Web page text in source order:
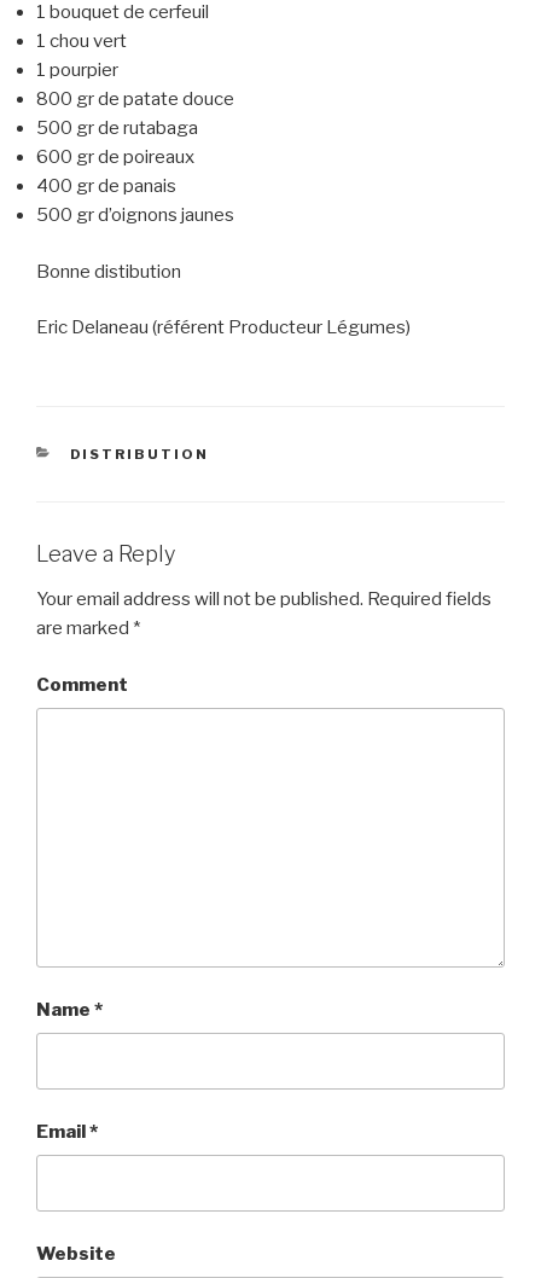
1 bouquet de cerfeuil
1 chou vert
1 pourpier
800 gr de patate douce
500 gr de rutabaga
600 gr de poireaux
400 gr de panais
500 gr d’oignons jaunes
Bonne distibution
Eric Delaneau (référent Producteur Légumes)
CATEGORIES
DISTRIBUTION
Leave a Reply
Your email address will not be published. Required fields
are marked *
Comment
Name *
Email*
Website